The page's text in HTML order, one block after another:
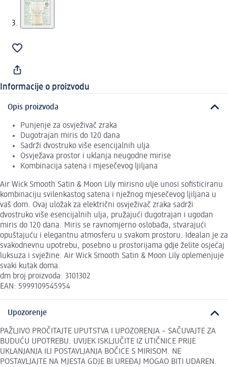
Informacije o proizvodu
Opis proizvoda
Punjenje za osvježivač zraka
Dugotrajan miris do 120 dana
Sadrži dvostruko više esencijalnih ulja
Osvježava prostor i uklanja neugodne mirise
Kombinacija satena i mjesečevog ljiljana
Air Wick Smooth Satin & Moon Lily mirisno ulje unosi sofisticiranu
kombinaciju svilenkastog satena i nježnog mjesečevog ljiljana u
vaš dom. Ovaj uložak za električni osvježivač zraka sadrži
dvostruko više esencijalnih ulja, pružajući dugotrajan i ugodan
miris do 120 dana. Miris se ravnomjerno oslobađa, stvarajući
opuštajuću i elegantnu atmosferu u svakom prostoru. Idealan je za
svakodnevnu upotrebu, posebno u prostorijama gdje želite osjećaj
luksuza i svježine. Air Wick Smooth Satin & Moon Lily oplemenjuje
svaki kutak doma.
dm broj proizvoda: 3101302
EAN: 5999109545954
Upozorenje
PAŽLJIVO PROČITAJTE UPUTSTVA I UPOZORENJA – SAČUVAJTE ZA
BUDUĆU UPOTREBU. UVIJEK ISKLJUČITE IZ UTIČNICE PRIJE
UKLANJANJA ILI POSTAVLJANJA BOČICE S MIRISOM. NE
POSTAVLJAJTE NA MJESTA GDJE BI UREĐAJ MOGAO BITI UDAREN.